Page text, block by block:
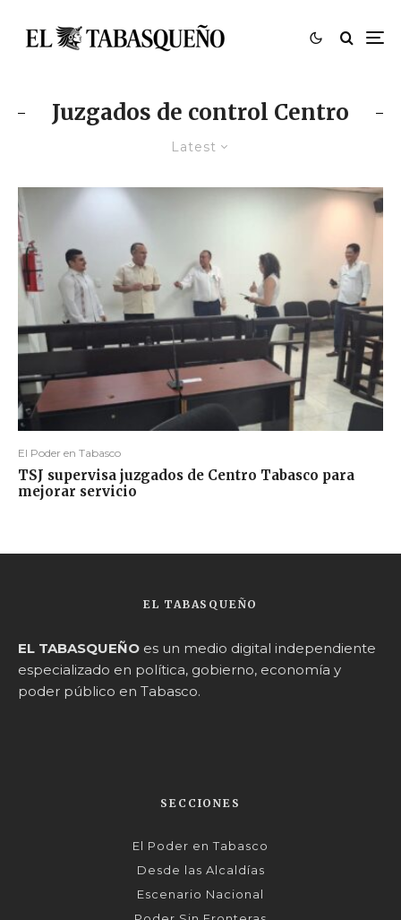
Juzgados de control Centro
Latest
El Poder en Tabasco
TSJ supervisa juzgados de Centro Tabasco para
mejorar servicio
EL TABASQUEÑO
EL TABASQUEÑO es un medio digital independiente
especializado en política, gobierno, economía y
poder público en Tabasco.
SECCIONES
El Poder en Tabasco
Desde las Alcaldías
Escenario Nacional